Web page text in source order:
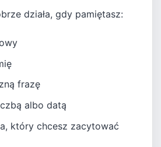
działa, gdy pamiętasz:
frazę
albo datą
który chcesz zacytować